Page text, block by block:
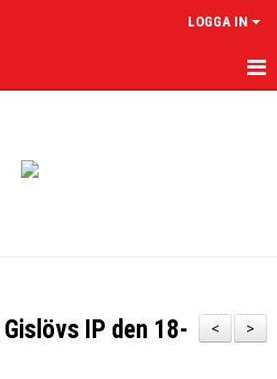
LOGGA IN
>
<
IP den 18-